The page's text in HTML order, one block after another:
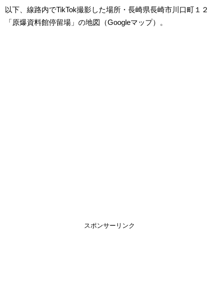
以下、線路内でTikTok撮影した場所・長崎県長崎市川口町１２
「原爆資料館停留場」の地図（Googleマップ）。
スポンサーリンク